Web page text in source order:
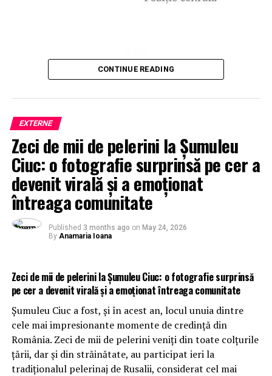
CONTINUE READING
EXTERNE
Zeci de mii de pelerini la Șumuleu
Ciuc: o fotografie surprinsă pe cer a
devenit virală și a emoționat
întreaga comunitate
Published 3 months ago on May 24, 2026
By Anamaria Ioana
Zeci de mii de pelerini la Șumuleu Ciuc: o fotografie surprinsă
pe cer a devenit virală și a emoționat întreaga comunitate
Șumuleu Ciuc a fost, și în acest an, locul unuia dintre
cele mai impresionante momente de credință din
România. Zeci de mii de pelerini veniți din toate colțurile
țării, dar și din străinătate, au participat ieri la
tradiționalul pelerinaj de Rusalii, considerat cel mai